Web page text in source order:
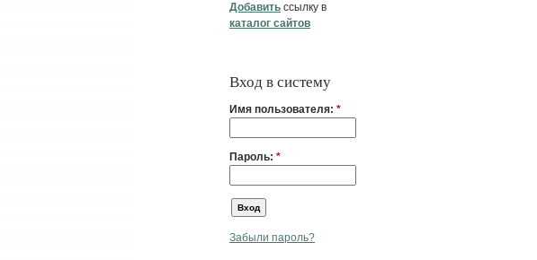
Добавить ссылку в
каталог сайтов
Вход в систему
Имя пользователя: *
Пароль: *
Забыли пароль?